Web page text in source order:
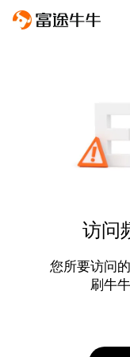
访问
您所要访问
刷牛